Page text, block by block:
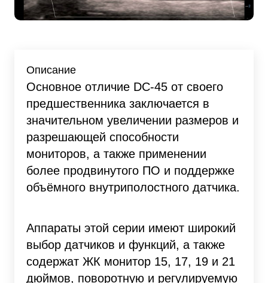
Описание
Основное отличие DC-45 от своего
предшественника заключается в
значительном увеличении размеров и
разрешающей способности
мониторов, а также применении
более продвинутого ПО и поддержке
объёмного внутриполостного датчика.
Аппараты этой серии имеют широкий
выбор датчиков и функций, а также
содержат ЖК монитор 15, 17, 19 и 21
дюймов, поворотную и регулируемую